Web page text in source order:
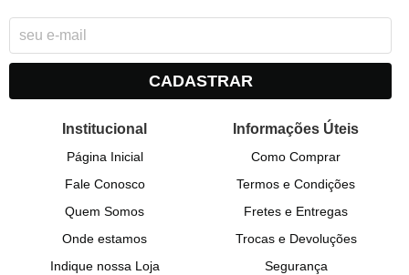
CADASTRAR
Institucional
Página Inicial
Fale Conosco
Quem Somos
Onde estamos
Indique nossa Loja
Informações Úteis
Como Comprar
Termos e Condições
Fretes e Entregas
Trocas e Devoluções
Segurança